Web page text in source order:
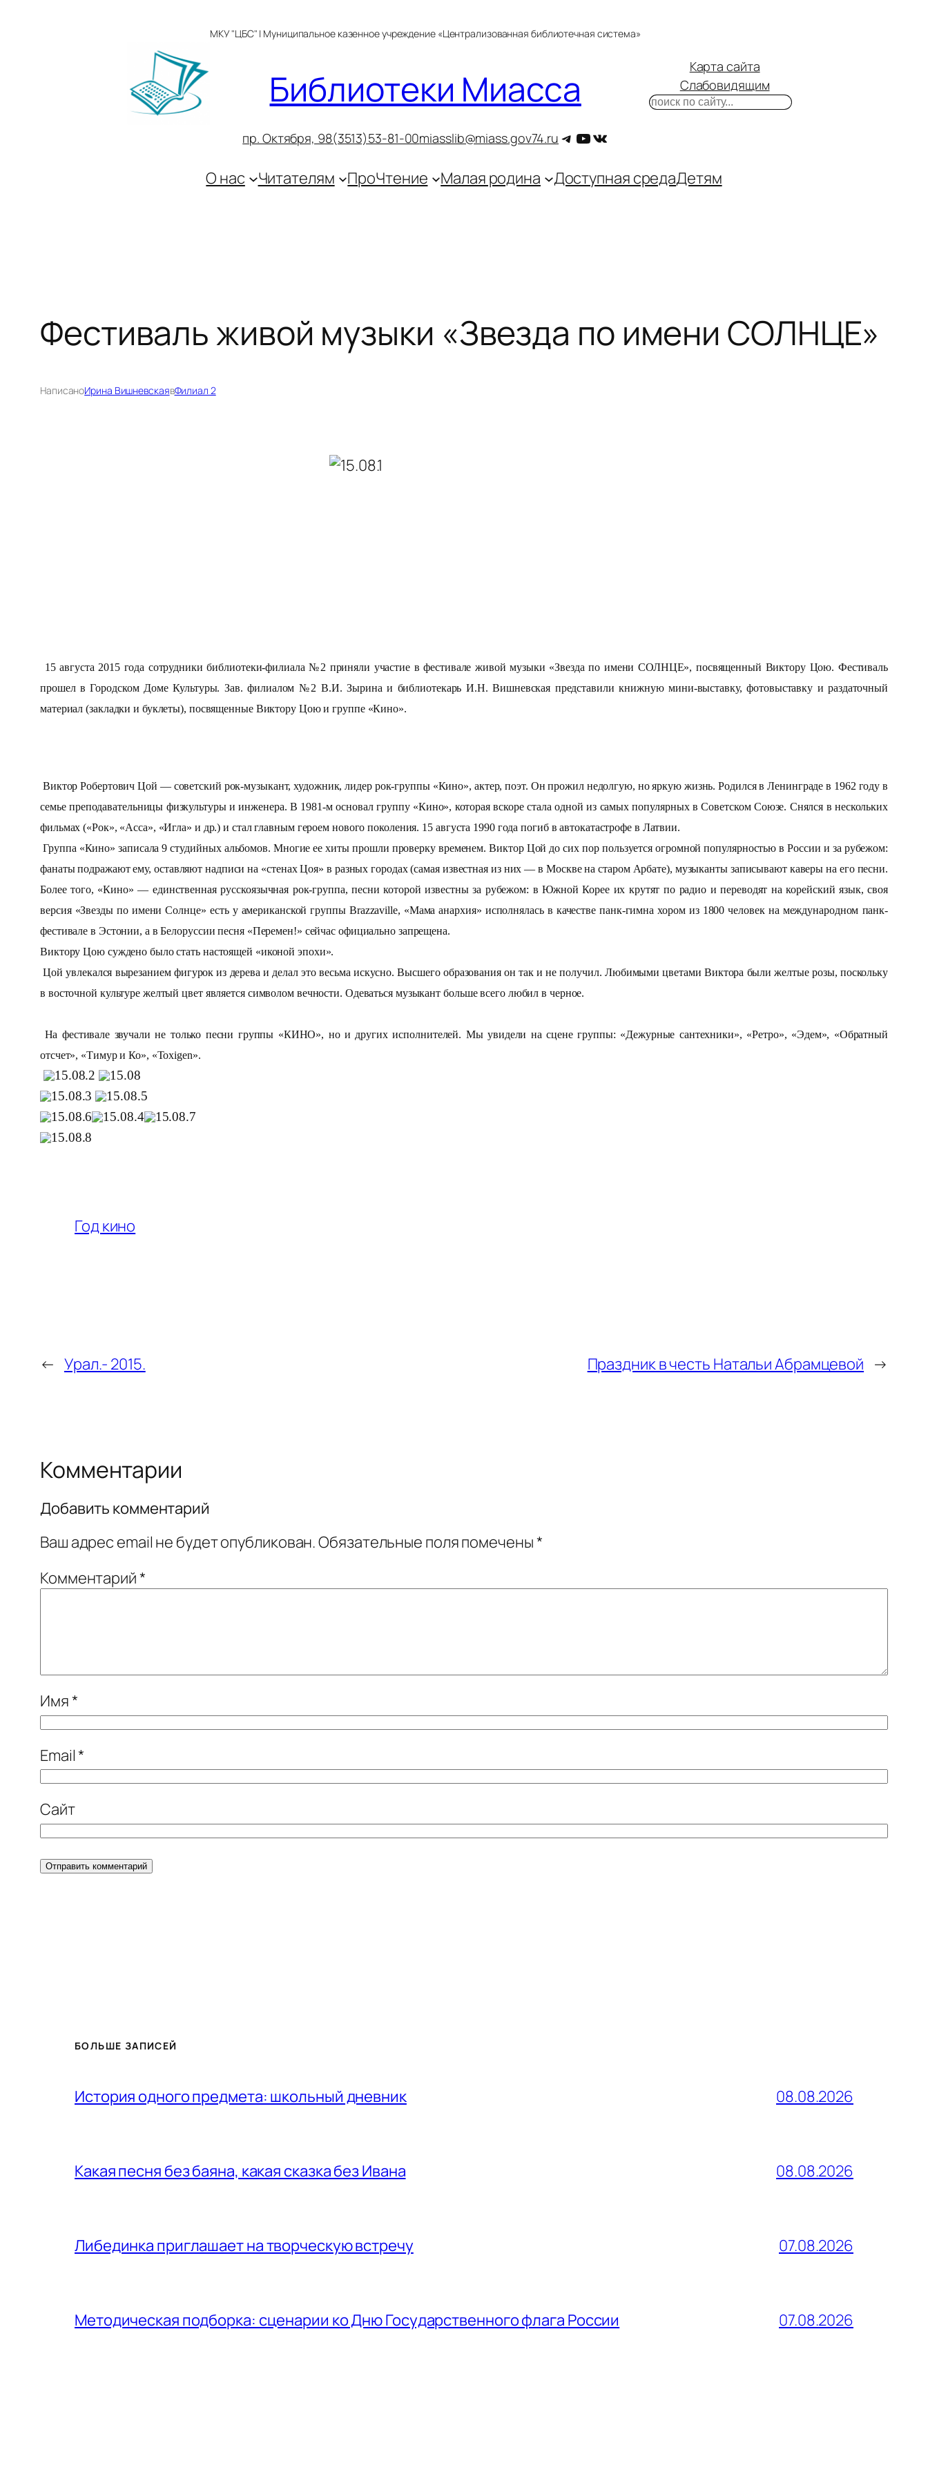
МКУ "ЦБС" | Муниципальное казенное учреждение «Централизованная библиотечная система»
Библиотеки Миасса
пр. Октября, 98(3513)53-81-00miasslib@miass.gov74.ru Telegram
YouTube
ВКонтакте
Карта сайта
Слабовидящим
Поиск
О нас Читателям ПроЧтение Малая родина Доступная средаДетям
Фестиваль живой музыки «Звезда по имени СОЛНЦЕ»
НаписаноИрина ВишневскаявФилиал 2
15 августа 2015 года сотрудники библиотеки-филиала №2 приняли участие в фестивале живой музыки «Звезда по имени СОЛНЦЕ», посвященный Виктору Цою. Фестиваль
прошел в Городском Доме Культуры. Зав. филиалом №2 В.И. Зырина и библиотекарь И.Н. Вишневская представили книжную мини-выставку, фотовыставку и раздаточный
материал (закладки и буклеты), посвященные Виктору Цою и группе «Кино».
Виктор Робертович Цой — советский рок-музыкант, художник, лидер рок-группы «Кино», актер, поэт. Он прожил недолгую, но яркую жизнь. Родился в Ленинграде в 1962 году в
семье преподавательницы физкультуры и инженера. В 1981-м основал группу «Кино», которая вскоре стала одной из самых популярных в Советском Союзе. Снялся в нескольких
фильмах («Рок», «Асса», «Игла» и др.) и стал главным героем нового поколения. 15 августа 1990 года погиб в автокатастрофе в Латвии.
Группа «Кино» записала 9 студийных альбомов. Многие ее хиты прошли проверку временем. Виктор Цой до сих пор пользуется огромной популярностью в России и за рубежом:
фанаты подражают ему, оставляют надписи на «стенах Цоя» в разных городах (самая известная из них — в Москве на старом Арбате), музыканты записывают каверы на его песни.
Более того, «Кино» — единственная русскоязычная рок-группа, песни которой известны за рубежом: в Южной Корее их крутят по радио и переводят на корейский язык, своя
версия «Звезды по имени Солнце» есть у американской группы Brazzaville, «Мама анархия» исполнялась в качестве панк-гимна хором из 1800 человек на международном панк-
фестивале в Эстонии, а в Белоруссии песня «Перемен!» сейчас официально запрещена.
Виктору Цою суждено было стать настоящей «иконой эпохи».
Цой увлекался вырезанием фигурок из дерева и делал это весьма искусно. Высшего образования он так и не получил. Любимыми цветами Виктора были желтые розы, поскольку
в восточной культуре желтый цвет является символом вечности. Одеваться музыкант больше всего любил в черное.
На фестивале звучали не только песни группы «КИНО», но и других исполнителей. Мы увидели на сцене группы: «Дежурные сантехники», «Ретро», «Эдем», «Обратный
отсчет», «Тимур и Ко», «Toxigen».
Год кино
← Урал.- 2015. Праздник в честь Натальи Абрамцевой →
Комментарии
Добавить комментарий
Ваш адрес email не будет опубликован.Обязательные поля помечены*
Комментарий*
Имя*
Email*
Сайт
БОЛЬШЕ ЗАПИСЕЙ
История одного предмета: школьный дневник 08.08.2026
Какая песня без баяна, какая сказка без Ивана 08.08.2026
Либединка приглашает на творческую встречу 07.08.2026
Методическая подборка: сценарии ко Дню Государственного флага России 07.08.2026